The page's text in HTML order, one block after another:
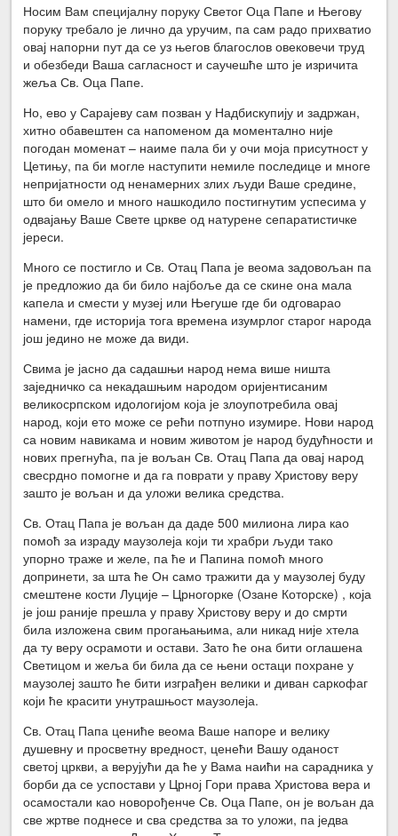
Носим Вам специјалну поруку Светог Оца Папе и Његову
поруку требало је лично да уручим, па сам радо прихватио
овај напорни пут да се уз његов благослов овековечи труд
и обезбеди Ваша сагласност и саучешће што је изричита
жеља Св. Оца Папе.
Но, ево у Сарајеву сам позван у Надбискупију и задржан,
хитно обавештен са напоменом да моментално није
погодан моменат – наиме пала би у очи моја присутност у
Цетињу, па би могле наступити немиле последице и многе
непријатности од ненамерних злих људи Ваше средине,
што би омело и много нашкодило постигнутим успесима у
одвајању Ваше Свете цркве од натурене сепаратистичке
јереси.
Много се постигло и Св. Отац Папа је веома задовољан па
је предложио да би било најбоље да се скине она мала
капела и смести у музеј или Његуше где би одговарао
намени, где историја тога времена изумрлог старог народа
још једино не може да види.
Свима је јасно да садашњи народ нема више ништа
заједничко са некадашњим народом оријентисаним
великосрпском идологијом која је злоупотребила овај
народ, који ето може се рећи потпуно изумире. Нови народ
са новим навикама и новим животом је народ будућности и
нових прегнућа, па је вољан Св. Отац Папа да овај народ
свесрдно помогне и да га поврати у праву Христову веру
зашто је вољан и да уложи велика средства.
Св. Отац Папа је вољан да даде 500 милиона лира као
помоћ за израду маузолеја који ти храбри људи тако
упорно траже и желе, па ће и Папина помоћ много
допринети, за шта ће Он само тражити да у маузолеј буду
смештене кости Луције – Црногорке (Озане Которске) , која
је још раније прешла у праву Христову веру и до смрти
била изложена свим прогањањима, али никад није хтела
да ту веру осрамоти и остави. Зато ће она бити оглашена
Светицом и жеља би била да се њени остаци похране у
маузолеј зашто ће бити изграђен велики и диван саркофаг
који ће красити унутрашњост маузолеја.
Св. Отац Папа цениће веома Ваше напоре и велику
душевну и просветну вредност, ценећи Вашу оданост
светој цркви, а верујући да ће у Вама наићи на сарадника у
борби да се успостави у Црној Гори права Христова вера и
осамостали као новорођенче Св. Оца Папе, он је вољан да
све жртве поднесе и сва средства за то уложи, па једва